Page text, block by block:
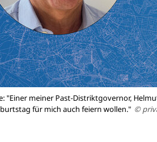
"Einer meiner Past-Distriktgovernor,
für mich auch feiern wollen." ©